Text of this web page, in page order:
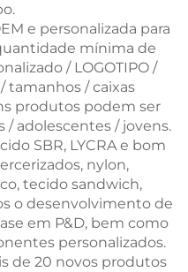
e personalizada para
mínima de
/ LOGOTIPO /
tamanhos / caixas
produtos podem ser
/ adolescentes / jovens.
SBR, LYCRA e bom
nylon,
tecido sandwich,
o desenvolvimento de
em P&D, bem como
personalizados.
de 20 novos produtos